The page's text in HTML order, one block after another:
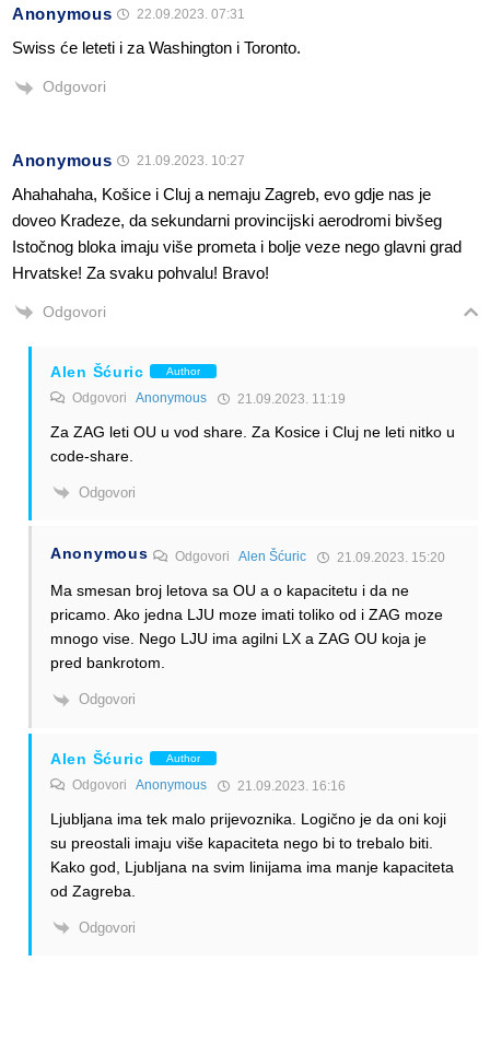
Anonymous 22.09.2023. 07:31
Swiss će leteti i za Washington i Toronto.
Odgovori
Anonymous 21.09.2023. 10:27
Ahahahaha, Košice i Cluj a nemaju Zagreb, evo gdje nas je
doveo Kradeze, da sekundarni provincijski aerodromi bivšeg
Istočnog bloka imaju više prometa i bolje veze nego glavni grad
Hrvatske! Za svaku pohvalu! Bravo!
Odgovori
Alen Šćuric Author
Odgovori Anonymous 21.09.2023. 11:19
Za ZAG leti OU u vod share. Za Kosice i Cluj ne leti nitko u
code-share.
Odgovori
Anonymous OdgovoriAlen Šćuric 21.09.2023. 15:20
Ma smesan broj letova sa OU a o kapacitetu i da ne
pricamo. Ako jedna LJU moze imati toliko od i ZAG moze
mnogo vise. Nego LJU ima agilni LX a ZAG OU koja je
pred bankrotom.
Odgovori
Alen Šćuric Author
Odgovori Anonymous 21.09.2023. 16:16
Ljubljana ima tek malo prijevoznika. Logično je da oni koji
su preostali imaju više kapaciteta nego bi to trebalo biti.
Kako god, Ljubljana na svim linijama ima manje kapaciteta
od Zagreba.
Odgovori